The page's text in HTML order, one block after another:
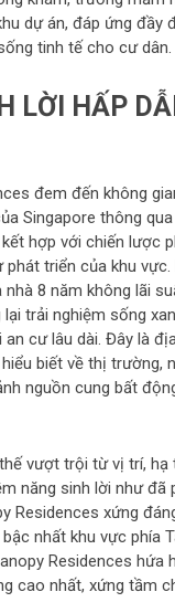
dự án, đáp ứng đầy
tinh tế cho cư dân.
LỜI HẤP
đem đến không
Singapore thông
hợp với chiến lược
triển của khu vực.
nhà 8 năm không lãi
trải nghiệm sống
cư lâu dài. Đây là
biết về thị trường,
nguồn cung bất
vượt trội từ vị trí, hạ
năng sinh lời như đã
Residences xứng
nhất khu vực phía
Residences hứa
cao nhất, xứng tầm